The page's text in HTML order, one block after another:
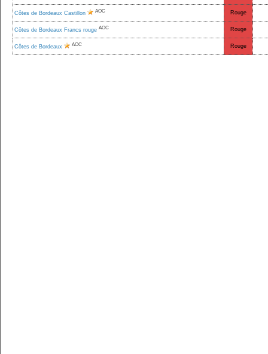
Côtes de Bordeaux Castillon AOC Rouge
Côtes de Bordeaux Francs rouge AOC Rouge
Côtes de Bordeaux AOC Rouge